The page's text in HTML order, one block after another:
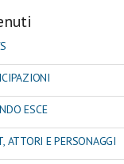
ESCE
ATTORI E PERSONAGGI